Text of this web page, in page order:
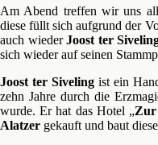
Am Abend treffen wir uns
diese füllt sich aufgrund der
auch wiederJoost ter
sich wieder auf seinen
Joost ter Sivelingist ein
zehn Jahre durch die
wurde. Er hat das Hotel „Zur
Alatzer gekauft und baut